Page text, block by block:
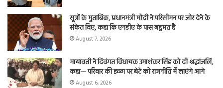
सूत्रों के मुताबिक, प्रधानमंत्री मोदी ने परिसीमन पर जोर देने के
संकेत दिए, कहा कि एनडीए के पास बहुमत है
August 7, 2026
मायावती ने दिवंगत विधायक उमाशंकर सिंह को दी श्रद्धांजलि,
कहा— परिवार की इच्छा पर बेटे को राजनीति में लाएंगे आगे
August 6, 2026